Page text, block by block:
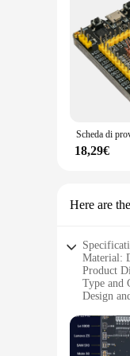
Features:
The test
testing
prolonged
can be
your IoT
these test
18,29€
Here are
Material:
Product
Type and
Design
Typical
Shape or